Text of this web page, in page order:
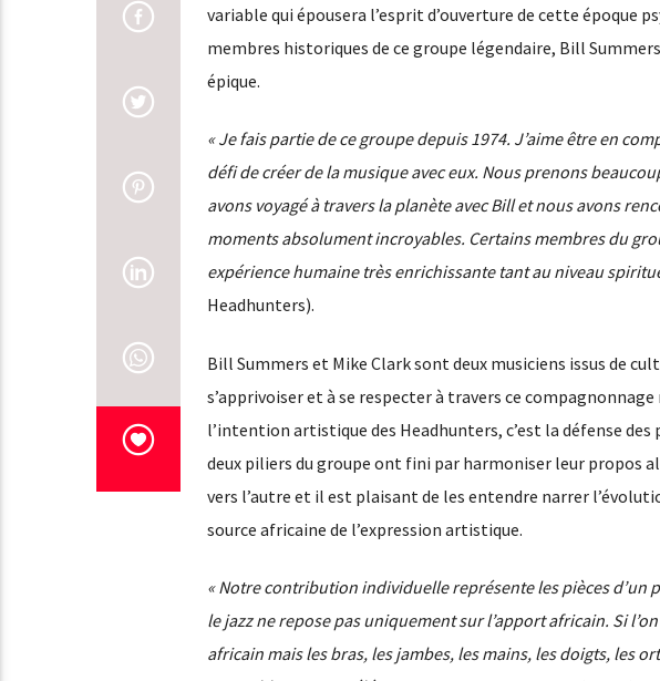
variable qui épousera l’esprit d’ouverture de cette époque
membres historiques de ce groupe légendaire, Bill
épique.
« Je fais partie de ce groupe depuis 1974. J’aime être en
défi de créer de la musique avec eux. Nous prenons
avons voyagé à travers la planète avec Bill et nous avons
moments absolument incroyables. Certains membres du
expérience humaine très enrichissante tant au niveau
Headhunters).
Bill Summers et Mike Clark sont deux musiciens issus de
s’apprivoiser et à se respecter à travers ce
l’intention artistique des Headhunters, c’est la défense
deux piliers du groupe ont fini par harmoniser leur propos
vers l’autre et il est plaisant de les entendre narrer
source africaine de l’expression artistique.
« Notre contribution individuelle représente les pièces d’un
le jazz ne repose pas uniquement sur l’apport africain. Si
africain mais les bras, les jambes, les mains, les doigts, les